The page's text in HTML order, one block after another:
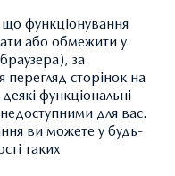
функціонування
або обмежити у
за
сторінок на
функціональні
для вас.
ви можете у будь-
таких